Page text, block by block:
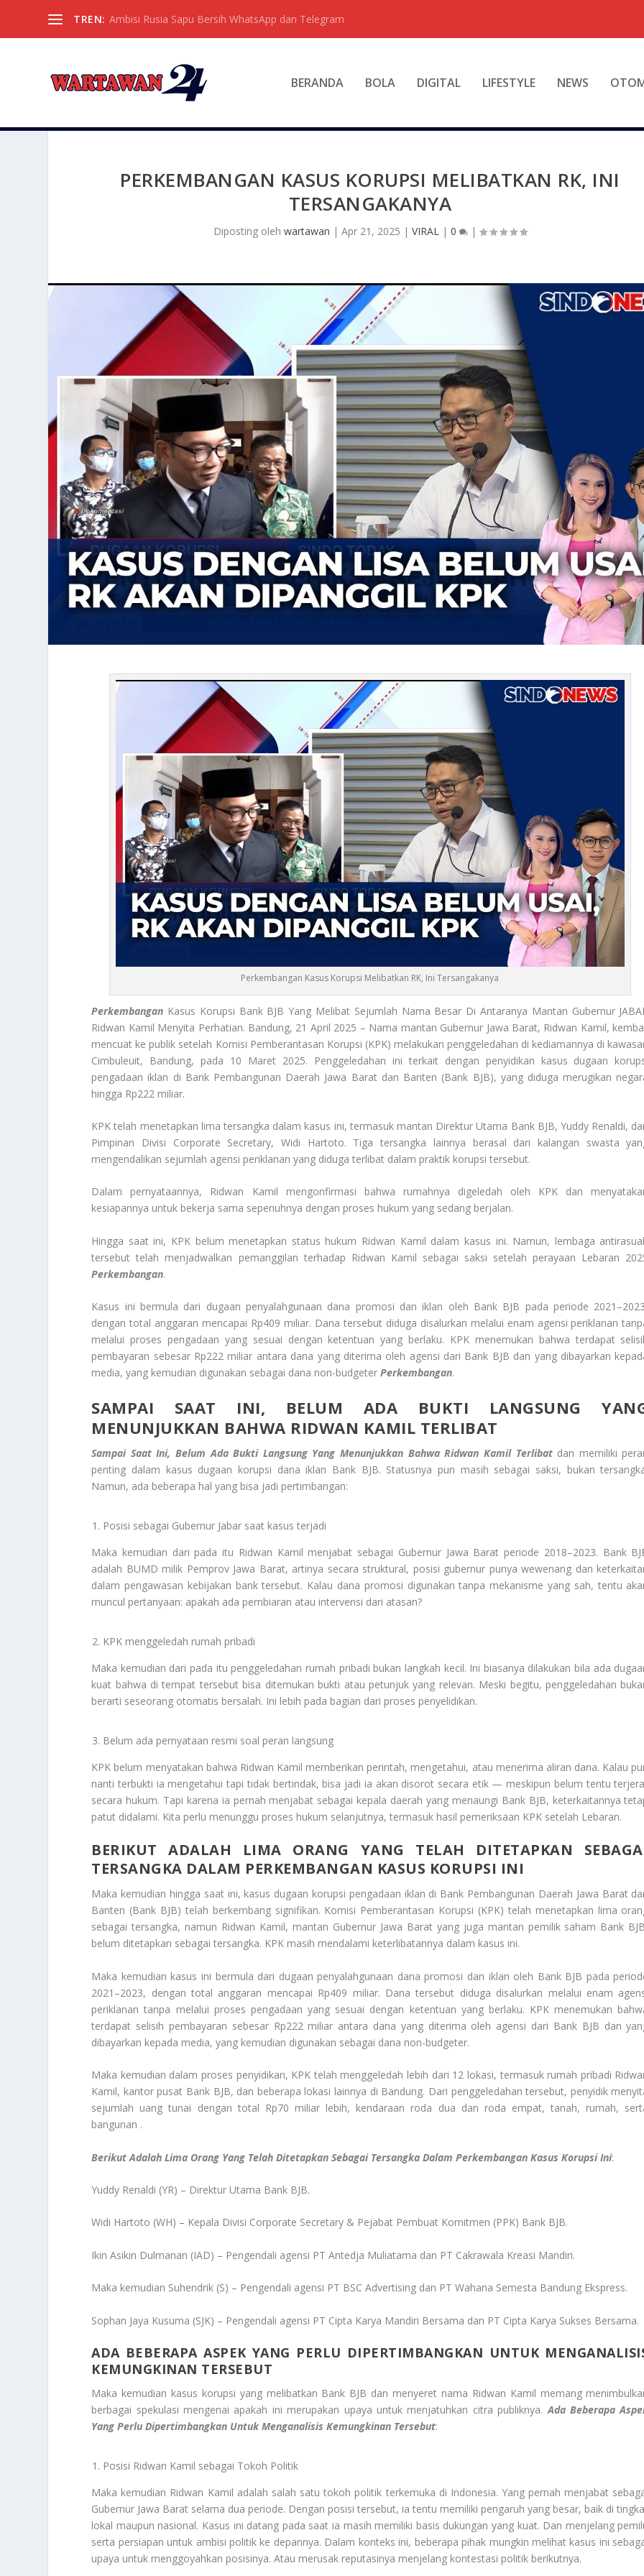
TREN: Ambisi Rusia Sapu Bersih WhatsApp dan Telegram
BERANDA BOLA DIGITAL LIFESTYLE NEWS
PERKEMBANGAN KASUS KORUPSI MELIBATKAN RK, INI
TERSANGAKANYA
Diposting oleh wartawan | Apr 21, 2025 | VIRAL| 0 |
Perkembangan Kasus Korupsi Melibatkan RK, Ini Tersangakanya
Perkembangan Kasus Korupsi Bank BJB Yang Melibat Sejumlah Nama Besar Di Antaranya Mantan Gubernur
Ridwan Kamil Menyita Perhatian. Bandung, 21 April 2025 – Nama mantan Gubernur Jawa Barat, Ridwan Kamil,
mencuat ke publik setelah Komisi Pemberantasan Korupsi (KPK) melakukan penggeledahan di kediamannya di
Cimbuleuit, Bandung, pada 10 Maret 2025. Penggeledahan ini terkait dengan penyidikan kasus dugaan
pengadaan iklan di Bank Pembangunan Daerah Jawa Barat dan Banten (Bank BJB), yang diduga merugikan
hingga Rp222 miliar.
KPK telah menetapkan lima tersangka dalam kasus ini, termasuk mantan Direktur Utama Bank BJB, Yuddy Renaldi,
Pimpinan Divisi Corporate Secretary, Widi Hartoto. Tiga tersangka lainnya berasal dari kalangan swasta
mengendalikan sejumlah agensi periklanan yang diduga terlibat dalam praktik korupsi tersebut.
Dalam pernyataannya, Ridwan Kamil mengonfirmasi bahwa rumahnya digeledah oleh KPK dan
kesiapannya untuk bekerja sama sepenuhnya dengan proses hukum yang sedang berjalan.
Hingga saat ini, KPK belum menetapkan status hukum Ridwan Kamil dalam kasus ini. Namun, lembaga
tersebut telah menjadwalkan pemanggilan terhadap Ridwan Kamil sebagai saksi setelah perayaan Lebaran
Perkembangan.
Kasus ini bermula dari dugaan penyalahgunaan dana promosi dan iklan oleh Bank BJB pada periode
dengan total anggaran mencapai Rp409 miliar. Dana tersebut diduga disalurkan melalui enam agensi periklanan
melalui proses pengadaan yang sesuai dengan ketentuan yang berlaku. KPK menemukan bahwa terdapat
pembayaran sebesar Rp222 miliar antara dana yang diterima oleh agensi dari Bank BJB dan yang dibayarkan
media, yang kemudian digunakan sebagai dana non-budgeter Perkembangan.
SAMPAI SAAT INI, BELUM ADA BUKTI LANGSUNG
MENUNJUKKAN BAHWA RIDWAN KAMIL TERLIBAT
Sampai Saat Ini, Belum Ada Bukti Langsung Yang Menunjukkan Bahwa Ridwan Kamil Terlibat dan memiliki
penting dalam kasus dugaan korupsi dana iklan Bank BJB. Statusnya pun masih sebagai saksi, bukan
Namun, ada beberapa hal yang bisa jadi pertimbangan:
Posisi sebagai Gubernur Jabar saat kasus terjadi
Maka kemudian dari pada itu Ridwan Kamil menjabat sebagai Gubernur Jawa Barat periode 2018–2023. Bank
adalah BUMD milik Pemprov Jawa Barat, artinya secara struktural, posisi gubernur punya wewenang dan
dalam pengawasan kebijakan bank tersebut. Kalau dana promosi digunakan tanpa mekanisme yang sah, tentu
muncul pertanyaan: apakah ada pembiaran atau intervensi dari atasan?
KPK menggeledah rumah pribadi
Maka kemudian dari pada itu penggeledahan rumah pribadi bukan langkah kecil. Ini biasanya dilakukan bila ada
kuat bahwa di tempat tersebut bisa ditemukan bukti atau petunjuk yang relevan. Meski begitu, penggeledahan
berarti seseorang otomatis bersalah. Ini lebih pada bagian dari proses penyelidikan.
Belum ada pernyataan resmi soal peran langsung
KPK belum menyatakan bahwa Ridwan Kamil memberikan perintah, mengetahui, atau menerima aliran dana. Kalau
nanti terbukti ia mengetahui tapi tidak bertindak, bisa jadi ia akan disorot secara etik — meskipun belum tentu
secara hukum. Tapi karena ia pernah menjabat sebagai kepala daerah yang menaungi Bank BJB, keterkaitannya
patut didalami. Kita perlu menunggu proses hukum selanjutnya, termasuk hasil pemeriksaan KPK setelah Lebaran.
BERIKUT ADALAH LIMA ORANG YANG TELAH DITETAPKAN
TERSANGKA DALAM PERKEMBANGAN KASUS KORUPSI INI
Maka kemudian hingga saat ini, kasus dugaan korupsi pengadaan iklan di Bank Pembangunan Daerah Jawa Barat
Banten (Bank BJB) telah berkembang signifikan. Komisi Pemberantasan Korupsi (KPK) telah menetapkan lima
sebagai tersangka, namun Ridwan Kamil, mantan Gubernur Jawa Barat yang juga mantan pemilik saham Bank
belum ditetapkan sebagai tersangka. KPK masih mendalami keterlibatannya dalam kasus ini.​
Maka kemudian kasus ini bermula dari dugaan penyalahgunaan dana promosi dan iklan oleh Bank BJB pada
2021–2023, dengan total anggaran mencapai Rp409 miliar. Dana tersebut diduga disalurkan melalui enam
periklanan tanpa melalui proses pengadaan yang sesuai dengan ketentuan yang berlaku. KPK menemukan
terdapat selisih pembayaran sebesar Rp222 miliar antara dana yang diterima oleh agensi dari Bank BJB dan
dibayarkan kepada media, yang kemudian digunakan sebagai dana non-budgeter.
Maka kemudian dalam proses penyidikan, KPK telah menggeledah lebih dari 12 lokasi, termasuk rumah pribadi
Kamil, kantor pusat Bank BJB, dan beberapa lokasi lainnya di Bandung. Dari penggeledahan tersebut, penyidik
sejumlah uang tunai dengan total Rp70 miliar lebih, kendaraan roda dua dan roda empat, tanah, rumah,
bangunan .
Berikut Adalah Lima Orang Yang Telah Ditetapkan Sebagai Tersangka Dalam Perkembangan Kasus Korupsi Ini:​
Yuddy Renaldi (YR) – Direktur Utama Bank BJB.
Widi Hartoto (WH) – Kepala Divisi Corporate Secretary & Pejabat Pembuat Komitmen (PPK) Bank BJB.
Ikin Asikin Dulmanan (IAD) – Pengendali agensi PT Antedja Muliatama dan PT Cakrawala Kreasi Mandiri.
Maka kemudian Suhendrik (S) – Pengendali agensi PT BSC Advertising dan PT Wahana Semesta Bandung Ekspress.
Sophan Jaya Kusuma (SJK) – Pengendali agensi PT Cipta Karya Mandiri Bersama dan PT Cipta Karya Sukses Bersama.​
ADA BEBERAPA ASPEK YANG PERLU DIPERTIMBANGKAN UNTUK
KEMUNGKINAN TERSEBUT
Maka kemudian kasus korupsi yang melibatkan Bank BJB dan menyeret nama Ridwan Kamil memang
berbagai spekulasi mengenai apakah ini merupakan upaya untuk menjatuhkan citra publiknya.Ada Beberapa
Yang Perlu Dipertimbangkan Untuk Menganalisis Kemungkinan Tersebut:
Posisi Ridwan Kamil sebagai Tokoh Politik
Maka kemudian Ridwan Kamil adalah salah satu tokoh politik terkemuka di Indonesia. Yang pernah menjabat
Gubernur Jawa Barat selama dua periode. Dengan posisi tersebut, ia tentu memiliki pengaruh yang besar, baik di
lokal maupun nasional. Kasus ini datang pada saat ia masih memiliki basis dukungan yang kuat. Dan menjelang
serta persiapan untuk ambisi politik ke depannya. Dalam konteks ini, beberapa pihak mungkin melihat kasus ini
upaya untuk menggoyahkan posisinya. Atau merusak reputasinya menjelang kontestasi politik berikutnya.